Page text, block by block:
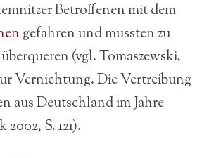
Betroffenen mit dem
gefahren und mussten zu
(vgl. Tomaszewski,
Vernichtung. Die Vertreibung
aus Deutschland im Jahre
S. 121).